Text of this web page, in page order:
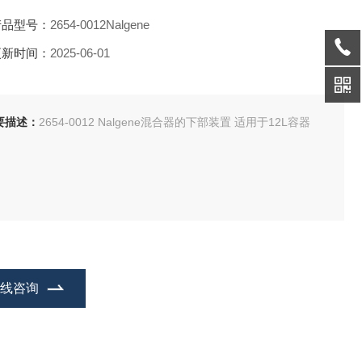
型号： 2654-0012Nalgene
时间： 2025-06-01
描述： 2654-0012 Nalgene混合器的下部装置 适用于12L容器
咨询